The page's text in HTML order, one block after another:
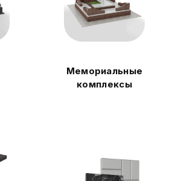
Мемориальные
комплексы